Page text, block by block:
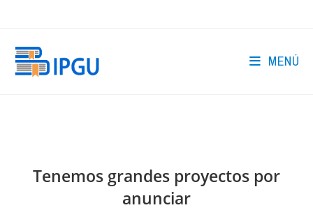
MENÚ
Tenemos grandes proyectos por
anunciar